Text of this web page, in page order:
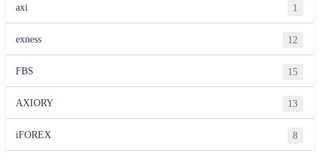
axi 1
exness 12
FBS 15
AXIORY 13
iFOREX 8